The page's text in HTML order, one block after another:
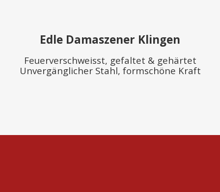
Edle Damaszener Klingen
Feuerverschweisst, gefaltet & gehärtet
Unvergänglicher Stahl, formschöne Kraft